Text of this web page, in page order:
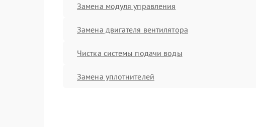
Замена модуля управления
Замена двигателя вентилятора
Чистка системы подачи воды
Замена уплотнителей